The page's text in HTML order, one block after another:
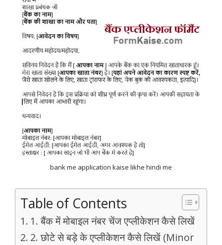
bank me application kaise likhe hindi me
Table of Contents
1. बैंक में मोबाइल नंबर चेंज एप्लीकेशन कैसे लिखें
2. छोटे से बड़े के एप्लीकेशन कैसे लिखें (Minor